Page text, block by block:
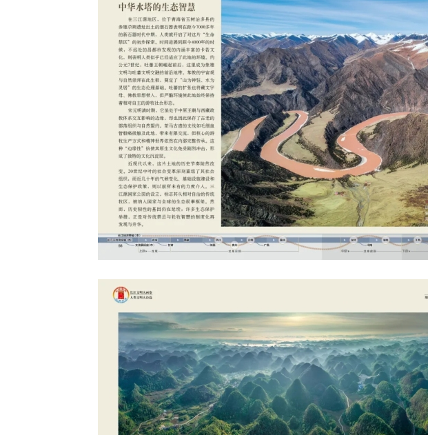
魏春荣 著名昆
曲演员
尚长荣 著名京
剧表演艺术家
刘秀荣 京剧表
演艺术家
杨凤一 北方
曲剧院院